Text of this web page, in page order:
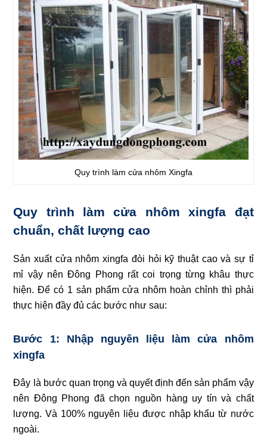
Quy trình làm cửa nhôm Xingfa
Quy trình làm cửa nhôm xingfa đạt
chuẩn, chất lượng cao
Sản xuất cửa nhôm xingfa đòi hỏi kỹ thuật cao và sự tỉ
mỉ vậy nên Đông Phong rất coi trọng từng khâu thực
hiện. Để có 1 sản phẩm cửa nhôm hoàn chỉnh thì phải
thực hiện đầy đủ các bước như sau:
Bước 1: Nhập nguyên liệu làm cửa nhôm
xingfa
Đây là bước quan trọng và quyết định đến sản phẩm vậy
nên Đông Phong đã chọn nguồn hàng uy tín và chất
lượng. Và 100% nguyên liệu được nhập khẩu từ nước
ngoài.